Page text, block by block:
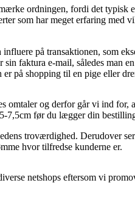
ordningen, fordi det typisk
som har meget erfaring med
på transaktionen, som
faktura e-mail, således man
på shopping til en pige eller
omtaler og derfor går vi ind for,
7,5cm før du lægger din
troværdighed. Derudover
hvor tilfredse kunderne er.
netshops eftersom vi